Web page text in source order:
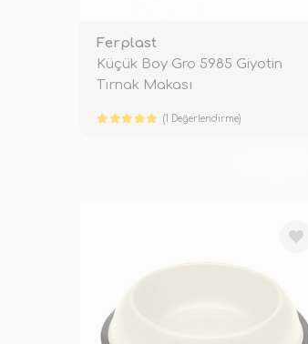
Ferplast
Küçük Boy Gro 5985 Giyotin
Tırnak Makası
(1 Değerlendirme)